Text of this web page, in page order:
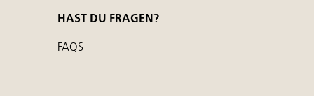
HAST DU FRAGEN?
FAQS